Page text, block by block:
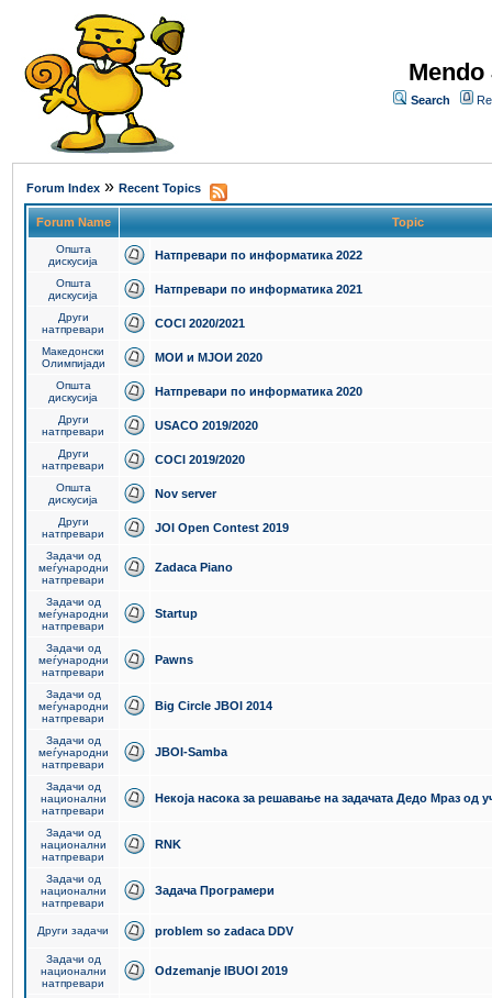
Search
Forum Index » Recent Topics
Forum Name Topic
Општа
дискусија
Натпревари по информатика 2022
Општа
дискусија
Натпревари по информатика 2021
Други
натпревари
COCI 2020/2021
Македонски
Олимпијади
МОИ и МЈОИ 2020
Општа
дискусија
Натпревари по информатика 2020
Други
натпревари
USACO 2019/2020
Други
натпревари
COCI 2019/2020
Општа
дискусија
Nov server
Други
натпревари
JOI Open Contest 2019
Задачи од
меѓународни
натпревари
Zadaca Piano
Задачи од
меѓународни
натпревари
Startup
Задачи од
меѓународни
натпревари
Pawns
Задачи од
меѓународни
натпревари
Big Circle JBOI 2014
Задачи од
меѓународни
натпревари
JBOI-Samba
Задачи од
национални
натпревари
Некоја насока за решавање на задачата Дедо Мраз од
Задачи од
национални
натпревари
RNK
Задачи од
национални
натпревари
Задача Програмери
Други задачи problem so zadaca DDV
Задачи од
национални
натпревари
Odzemanje IBUOI 2019